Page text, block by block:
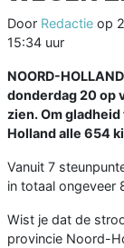
Door Redactie op
15:34 uur
NOORD-
donderdag 20 op
zien. Om
Holland alle 654
Vanuit 7
in totaal ongeveer
Wist je dat de
provincie Noord-